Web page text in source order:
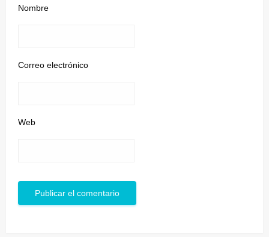
Nombre
Correo electrónico
Web